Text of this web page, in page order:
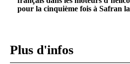
pour la cinquième fois à Safran
Plus d'infos